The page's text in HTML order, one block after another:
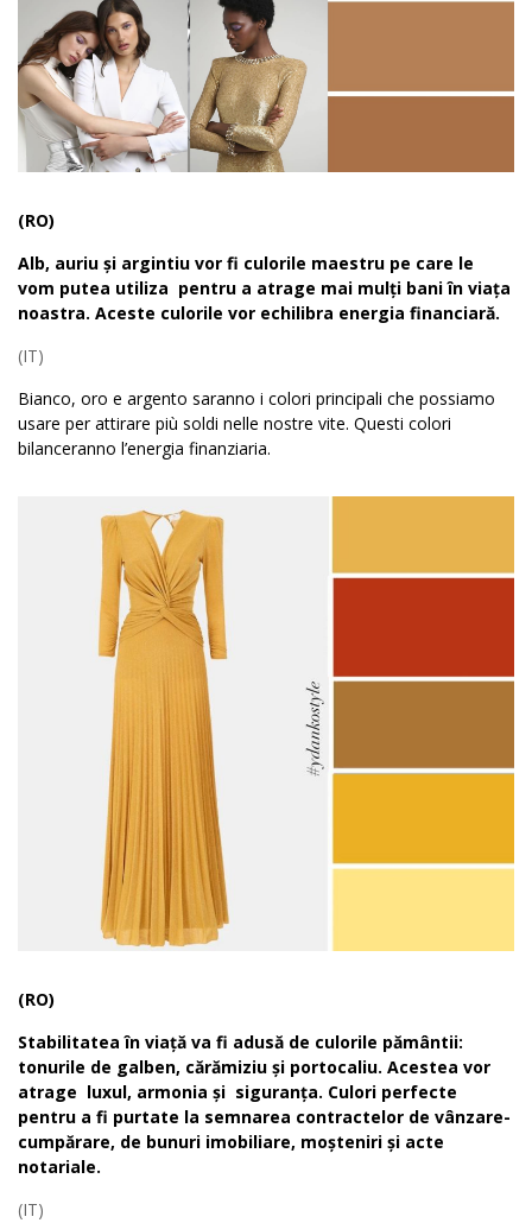
(RO)
Alb, auriu și argintiu vor fi culorile maestru pe care le
vom putea utiliza pentru a atrage mai mulți bani în viața
noastra. Aceste culorile vor echilibra energia financiară.
(IT)
Bianco, oro e argento saranno i colori principali che possiamo
usare per attirare più soldi nelle nostre vite. Questi colori
bilanceranno l’energia finanziaria.
(RO)
Stabilitatea în viață va fi adusă de culorile pământii:
tonurile de galben, cărămiziu și portocaliu. Acestea vor
atrage luxul, armonia și siguranța. Culori perfecte
pentru a fi purtate la semnarea contractelor de vânzare-
cumpărare, de bunuri imobiliare, moșteniri și acte
notariale.
(IT)